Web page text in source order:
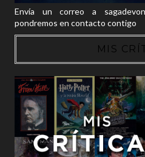
Envía un correo a
pondremos en contacto contigo
MIS